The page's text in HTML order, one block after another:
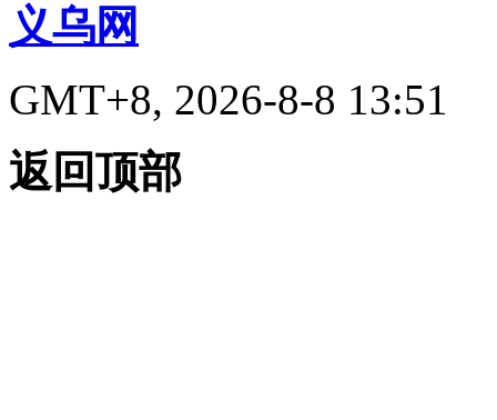
义乌网
GMT+8, 2026-8-8 13:51
返回顶部